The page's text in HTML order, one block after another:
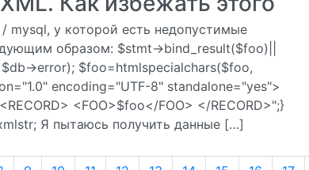
mysql, у которой есть недопустимые
образом: $stmt->bind_result($foo)||
>error); $foo=htmlspecialchars($foo,
encoding="UTF-8" standalone="yes">
<FOO>$foo</FOO> </RECORD>";}
Я пытаюсь получить данные […]